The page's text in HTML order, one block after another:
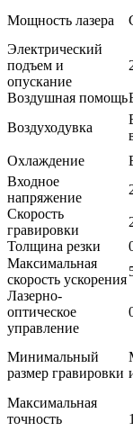
Мощность лазера
Электрический
подъем и
опускание
Воздушная помощь
Воздуходувка
Охлаждение
Входное
напряжение
Скорость
гравировки
Толщина резки
Максимальная
скорость ускорения
Лазерно-
оптическое
управление
Минимальный
размер гравировки
Максимальная
точность